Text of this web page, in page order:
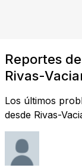
Reportes
Rivas-
Los últimos
desde Rivas-